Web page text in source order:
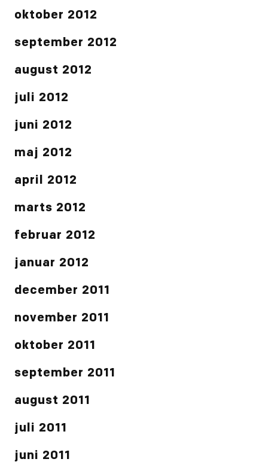
oktober 2012
september 2012
august 2012
juli 2012
juni 2012
maj 2012
april 2012
marts 2012
februar 2012
januar 2012
december 2011
november 2011
oktober 2011
september 2011
august 2011
juli 2011
juni 2011